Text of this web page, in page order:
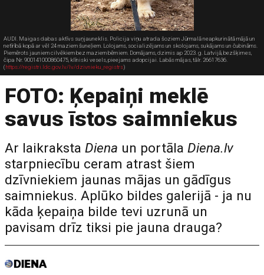
AUDI. Maigas dabas aktīvs suņjauneklis. Policija viņu atrada šoziem Jūrmalā neapkurinātā mājā un
netīrībā kopā ar vēl 24 maziem šuneļiem. Lolojams, socializējams un skolojams, sukājams un čubināms.
Piemērots jauniem cilvēkiem bez maziem bērniem. Domājams, dzimis ap 2023. g. Latvijā, bezšķirnes,
čipa Nr. 900141000860475, klīniski vesels, pieejams adopcijai. Labās mājas, tālr. 26617636.
(https://registri.ldc.gov.lv/lv/dzivnieku_registrs)
FOTO: Ķepaiņi meklē
savus īstos saimniekus
Ar laikrakstaDiena un portālaDiena.lv
starpniecību ceram atrast šiem
dzīvniekiem jaunas mājas un gādīgus
saimniekus. Aplūko bildes galerijā - ja nu
kāda ķepaiņa bilde tevi uzrunā un
pavisam drīz tiksi pie jauna drauga?